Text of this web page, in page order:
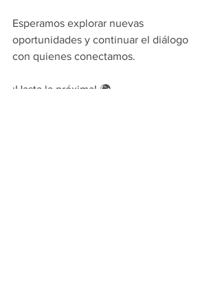
Esperamos explorar nuevas
oportunidades y continuar el diálogo
con quienes conectamos.
¡Hasta la próxima! 🌍